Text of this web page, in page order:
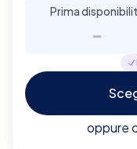
Prima
-
oppure